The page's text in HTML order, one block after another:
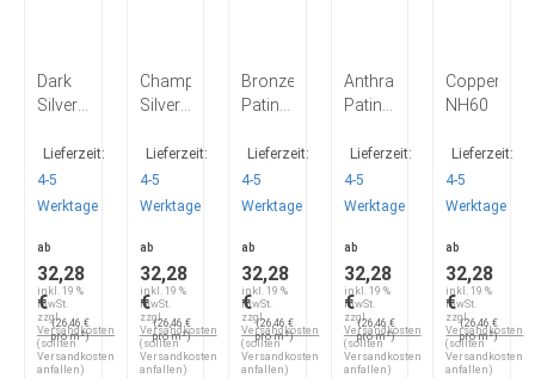
Dark
Silver
Lieferzeit:
4-5
Werktage
ab
32,28
€
(26,46 €
pro m²)
inkl. 19 %
MwSt.
zzgl.
Versandkosten
(sollten
Versandkosten
anfallen)
Champagne
Silver
Lieferzeit:
4-5
Werktage
ab
32,28
€
(26,46 €
pro m²)
inkl. 19 %
MwSt.
zzgl.
Versandkosten
(sollten
Versandkosten
anfallen)
Bronze
Patina
Lieferzeit:
4-5
Werktage
ab
32,28
€
(26,46 €
pro m²)
inkl. 19 %
MwSt.
zzgl.
Versandkosten
(sollten
Versandkosten
anfallen)
Anthracite
Patina
Lieferzeit:
4-5
Werktage
ab
32,28
€
(26,46 €
pro m²)
inkl. 19 %
MwSt.
zzgl.
Versandkosten
(sollten
Versandkosten
anfallen)
Copper
NH60
Lieferzeit:
4-5
Werktage
ab
32,28
€
(26,46 €
pro m²)
inkl. 19 %
MwSt.
zzgl.
Versandkosten
(sollten
Versandkosten
anfallen)